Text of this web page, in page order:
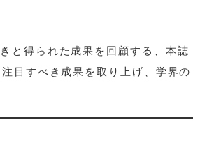
と得られた成果を回顧する、本誌
目すべき成果を取り上げ、学界の